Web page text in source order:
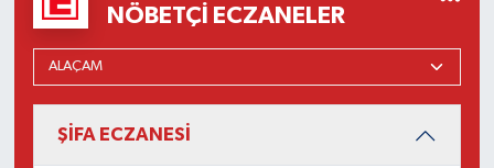
NÖBETÇI ECZANELER
ŞİFA ECZANESİ